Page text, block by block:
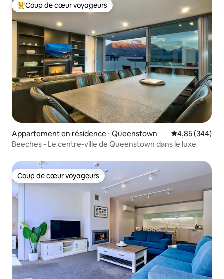
Coups de cœur voyageurs les plus appréciés
Coup de cœur voyageurs
Appartement en résidence ⋅ Queenstown Évaluation
4,85 (344)
Beeches - Le centre-ville de Queenstown dans le luxe
Coup de cœur voyageurs
Coup de cœur voyageurs